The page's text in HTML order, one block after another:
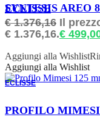
ORDINABILE
SYNTESIS AREO 800×2100 ANTA A LIBRO – ECLISSE
€1.376,16 Il
€ 1.376,16.€
Aggiungi alla Wishlist
Aggiungi alla Wishlist
ECLISSE
ORDINABILE
PROFILO